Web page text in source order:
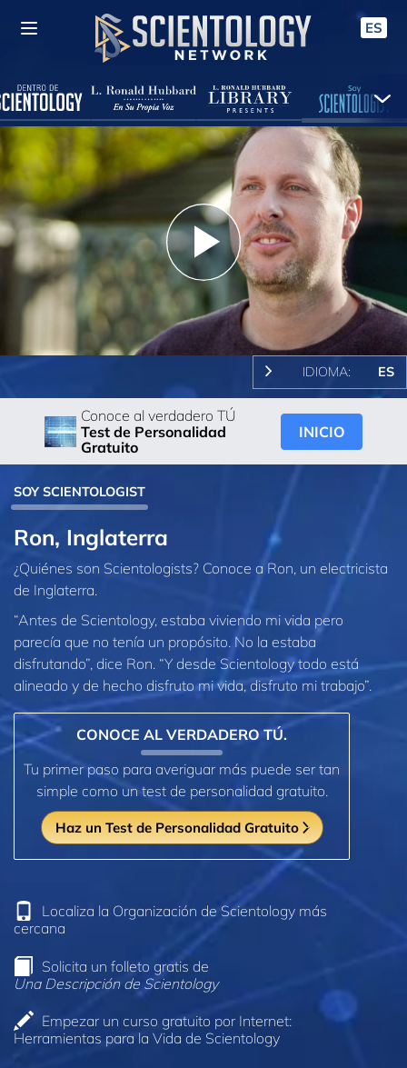
ES
Play
Video
IDIOMA: ES
Conoce al verdadero TÚ
Test de Personalidad
Gratuito
INICIO
SOY SCIENTOLOGIST
Ron, Inglaterra
¿Quiénes son Scientologists? Conoce a Ron, un electricista
de Inglaterra.
“Antes de Scientology, estaba viviendo mi vida pero
parecía que no tenía un propósito. No la estaba
disfrutando”, dice Ron. “Y desde Scientology todo está
alineado y de hecho disfruto mi vida, disfruto mi trabajo”.
CONOCE AL VERDADERO TÚ.
Tu primer paso para averiguar más puede ser tan
simple como un test de personalidad gratuito.
Haz un Test de Personalidad Gratuito
Localiza la Organización de Scientology más
cercana
Solicita un folleto gratis de
Una Descripción de Scientology
Empezar un curso gratuito por Internet:
Herramientas para la Vida de Scientology